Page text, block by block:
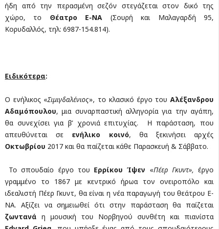
ήδη από την περασμένη σεζόν στεγάζεται στον δικό της
χώρο, το Θέατρο Ε-ΝΑ (Σουρή και Μαλαγαρδή 95,
Κορυδαλλός, τηλ: 6987-154.814).
Ειδικότερα:
Ο ενήλικος «Σιμιγδαλένιος», το κλασικό έργο τουΑλέξανδρου
Αδαμόπουλου, μια συναρπαστική αλληγορία για την αγάπη,
θα συνεχίσει για β’ χρονιά επιτυχίας. Η παράσταση, που
απευθύνεται σε ενήλικο κοινό, θα ξεκινήσει αρχές
Οκτωβρίου 2017 και θα παίζεται κάθε Παρασκευή & Σάββατο.
Το σπουδαίο έργο του Ερρίκου Ίψεν «Πέερ Γκυντ»,έργο
γραμμένο το 1867 με κεντρικό ήρωα τον ονειροπόλο και
ιδεαλιστή Πέερ Γκυντ, θα είναι η νέα παραγωγή του θεάτρου Ε-
ΝΑ. Αξίζει να σημειωθεί ότι στην παράσταση θα παίζεται
ζωντανά η μουσική του Νορβηγού συνθέτη και πιανίστα